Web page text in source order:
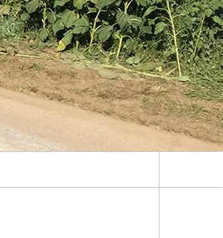
Versorgung
den Life Sciences